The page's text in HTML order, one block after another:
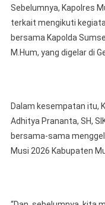
Sebelumnya, Kapolres
terkait mengikuti
bersama Kapolda
M.Hum, yang digelar di
Dalam kesempatan itu,
Adhitya Prananta, SH,
bersama-sama
Musi 2026 Kabupaten